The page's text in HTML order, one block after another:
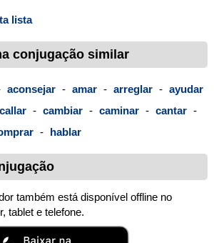
lista
conjugação similar
aconsejar - amar - arreglar - ayudar
callar - cambiar - caminar - cantar -
- hablar
também está disponível offline no
tablet e telefone.